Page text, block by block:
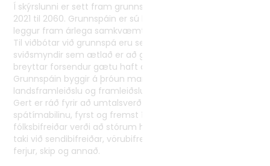
Í skýrslunni er sett fram grunnspá um raforkunotkun frá
2021 til 2060. Grunnspáin er sú lykilspá sem Orkustofnun
leggur fram árlega samkvæmt lögbundnu hlutverki sínu.
Til viðbótar við grunnspá eru settar fram þrjár
sviðsmyndir sem ætlað er að gefa dæmi um hvaða áhrif
breyttar forsendur gætu haft á raforkunotkun.
Grunnspáin byggir á þróun mannfjölda, fjölda heimila,
landsframleiðslu og framleiðslu einstakra atvinnugreina.
Gert er ráð fyrir að umtalsverð orkuskipti eigi sér stað á
spátímabilinu, fyrst og fremst í samgöngum svo sem að
fólksbifreiðar verði að stórum hluta rafknúnar og síðan
taki við sendibifreiðar, vörubifreiðar og hópferðabifreiðar,
ferjur, skip og annað.